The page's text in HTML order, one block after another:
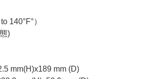
140°F°）
)
mm(H)x189 mm (D)